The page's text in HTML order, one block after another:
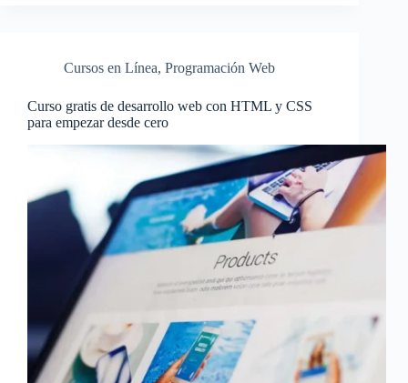
Cursos en Línea, Programación Web
Curso gratis de desarrollo web con HTML y CSS
para empezar desde cero